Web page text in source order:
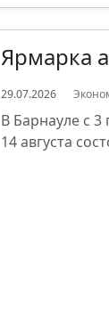
Ярмарка
29.07.2026
В Барнауле с 3
14 августа